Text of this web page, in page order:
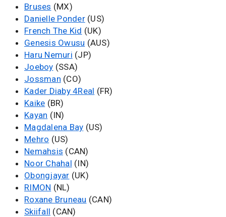
Bruses (MX)
Danielle Ponder(US)
French The Kid (UK)
Genesis Owusu (AUS)
Haru Nemuri (JP)
Joeboy (SSA)
Jossman (CO)
Kader Diaby 4Real (FR)
Kaike (BR)
Kayan (IN)
Magdalena Bay (US)
Mehro (US)
Nemahsis (CAN)
Noor Chahal (IN)
Obongjayar (UK)
RIMON (NL)
Roxane Bruneau (CAN)
Skiifall (CAN)